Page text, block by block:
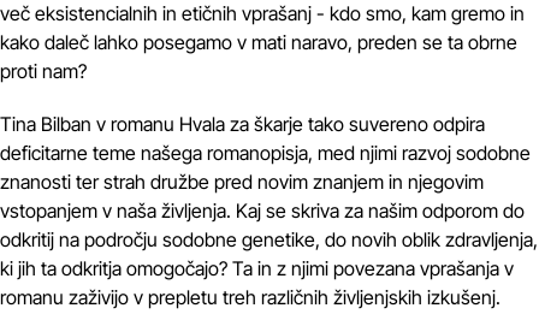
več eksistencialnih in etičnih vprašanj - kdo smo, kam gremo in
kako daleč lahko posegamo v mati naravo, preden se ta obrne
proti nam?
Tina Bilban v romanu Hvala za škarje tako suvereno odpira
deficitarne teme našega romanopisja, med njimi razvoj sodobne
znanosti ter strah družbe pred novim znanjem in njegovim
vstopanjem v naša življenja. Kaj se skriva za našim odporom do
odkritij na področju sodobne genetike, do novih oblik zdravljenja,
ki jih ta odkritja omogočajo? Ta in z njimi povezana vprašanja v
romanu zaživijo v prepletu treh različnih življenjskih izkušenj.